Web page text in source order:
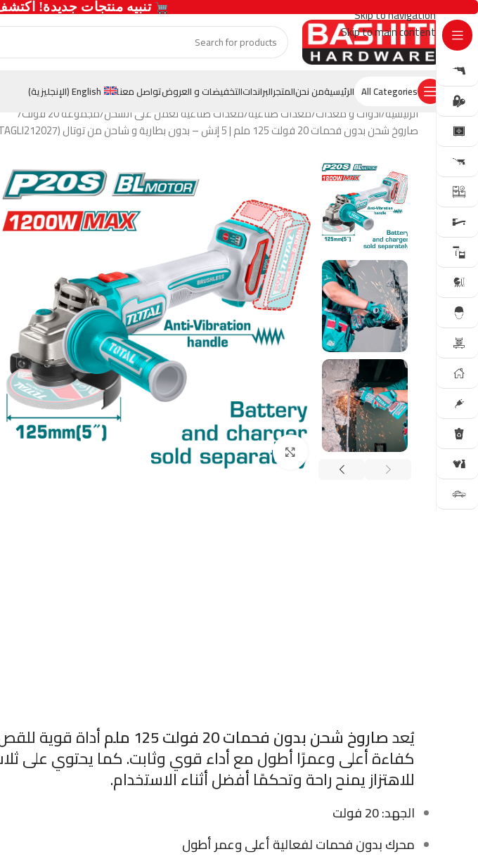
Skip to navigation
Skip to main content
All Categories الرئيسيةمن نحنالمتجرالبرانداتالتخفيضات و العروضتواصل معنا English
(الإنجليزية)
الرئيسية أدوات و معدات معدات صناعية معدات صناعية تعمل على الشحن مجموعة 20 فولت
صاروخ شحن بدون فحمات 20 فولت 125 ملم | 5 إنش – بدون بطارية و شاحن من توتال (TAGLI212027)
Click to enlarge
يُعدصاروخ شحن بدون فحمات 20 فولت 125 ملم أداة قوية
كفاءة أعلى وعمرًا أطول مع أداء قوي وثابت. كما يحتوي على
للاهتزاز يمنح راحة وتحكمًا أفضل أثناء الاستخدام.
الجهد: 20 فولت
محرك بدون فحمات لفعالية أعلى وعمر أطول
  تنبيه منتجات جديدة! اكتشف أحدث الإضافات اليوم
GET OFFER